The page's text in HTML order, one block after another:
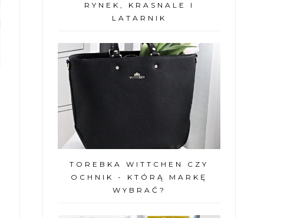
RYNEK, KRASNALE I
LATARNIK
TOREBKA WITTCHEN CZY
OCHNIK - KTÓRĄ MARKĘ
WYBRAĆ?